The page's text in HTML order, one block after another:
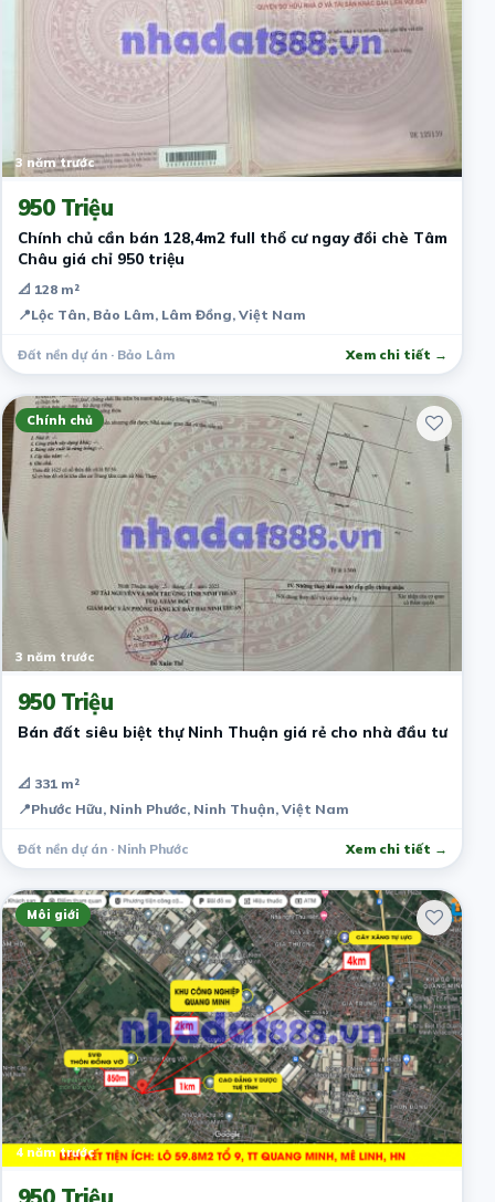
3 năm trước
950 Triệu
Chính chủ cần bán 128,4m2 full thổ cư ngay đồi chè Tâm
Châu giá chỉ 950 triệu
📐 128 m²
📍Lộc Tân, Bảo Lâm, Lâm Đồng, Việt Nam
Đất nền dự án · Bảo Lâm Xem chi tiết →
Chính chủ
3 năm trước
950 Triệu
Bán đất siêu biệt thự Ninh Thuận giá rẻ cho nhà đầu tư
📐 331 m²
📍Phước Hữu, Ninh Phước, Ninh Thuận, Việt Nam
Đất nền dự án · Ninh Phước Xem chi tiết →
Môi giới
4 năm trước